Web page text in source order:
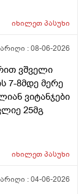
ეს
დამამე
იხილეთპასუხი
:08-06-2026
ვშველი
7-8მდე მერე
ვიტანჯები
25მგ
იხილეთპასუხი
:04-06-2026